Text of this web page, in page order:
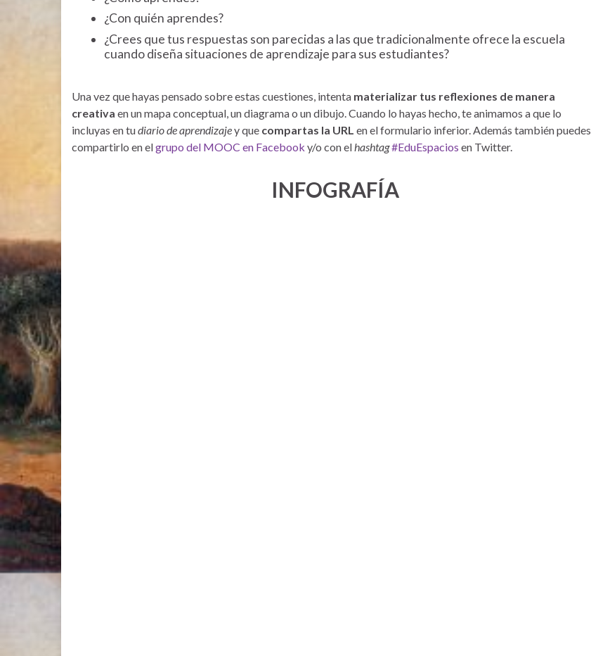
¿Con quién aprendes?
¿Crees que tus respuestas son parecidas a las que tradicionalmente ofrece la escuela
cuando diseña situaciones de aprendizaje para sus estudiantes?
Una vez que hayas pensado sobre estas cuestiones, intenta materializar tus reflexiones de manera
creativa en un mapa conceptual, un diagrama o un dibujo. Cuando lo hayas hecho, te animamos a que lo
incluyas en tudiariode aprendizajey que compartas la URL en el formulario inferior. Además también puedes
compartirlo en elgrupo del MOOC en Facebook y/o con el hashtag#EduEspacios en Twitter.
INFOGRAFÍA